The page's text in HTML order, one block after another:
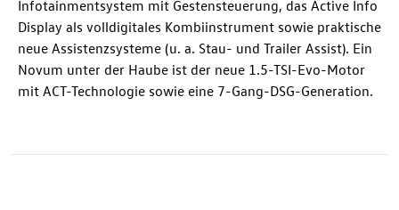
Infotainmentsystem mit Gestensteuerung, das Active Info
Display als volldigitales Kombiinstrument sowie praktische
neue Assistenzsysteme (u. a. Stau- und Trailer Assist). Ein
Novum unter der Haube ist der neue 1.5-TSI-Evo-Motor
mit ACT-Technologie sowie eine 7-Gang-DSG-Generation.